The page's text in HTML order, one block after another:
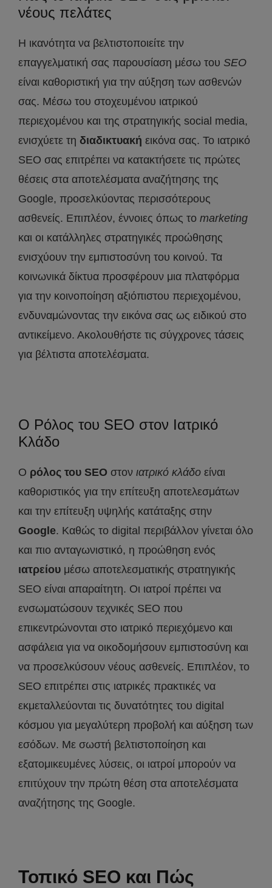
νέους πελάτες
Η ικανότητα να βελτιστοποιείτε την
επαγγελματική σας παρουσίαση μέσω του SEO
είναι καθοριστική για την αύξηση των ασθενών
σας. Μέσω του στοχευμένου ιατρικού
περιεχομένου και της στρατηγικής social media,
ενισχύετε τη διαδικτυακή εικόνα σας. Το ιατρικό
SEO σας επιτρέπει να κατακτήσετε τις πρώτες
θέσεις στα αποτελέσματα αναζήτησης της
Google, προσελκύοντας περισσότερους
ασθενείς. Επιπλέον, έννοιες όπως το marketing
και οι κατάλληλες στρατηγικές προώθησης
ενισχύουν την εμπιστοσύνη του κοινού. Τα
κοινωνικά δίκτυα προσφέρουν μια πλατφόρμα
για την κοινοποίηση αξιόπιστου περιεχομένου,
ενδυναμώνοντας την εικόνα σας ως ειδικού στο
αντικείμενο. Ακολουθήστε τις σύγχρονες τάσεις
για βέλτιστα αποτελέσματα.
Ο Ρόλος του SEO στον Ιατρικό
Κλάδο
Ο ρόλος του SEO στον ιατρικό κλάδο είναι
καθοριστικός για την επίτευξη αποτελεσμάτων
και την επίτευξη υψηλής κατάταξης στην
Google. Καθώς το digital περιβάλλον γίνεται όλο
και πιο ανταγωνιστικό, η προώθηση ενός
ιατρείου μέσω αποτελεσματικής στρατηγικής
SEO είναι απαραίτητη. Οι ιατροί πρέπει να
ενσωματώσουν τεχνικές SEO που
επικεντρώνονται στο ιατρικό περιεχόμενο και
ασφάλεια για να οικοδομήσουν εμπιστοσύνη και
να προσελκύσουν νέους ασθενείς. Επιπλέον, το
SEO επιτρέπει στις ιατρικές πρακτικές να
εκμεταλλεύονται τις δυνατότητες του digital
κόσμου για μεγαλύτερη προβολή και αύξηση των
εσόδων. Με σωστή βελτιστοποίηση και
εξατομικευμένες λύσεις, οι ιατροί μπορούν να
επιτύχουν την πρώτη θέση στα αποτελέσματα
αναζήτησης της Google.
Τοπικό SEO και Πώς